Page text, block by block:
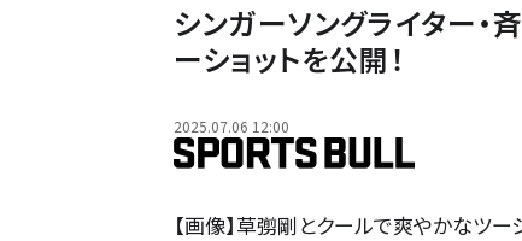
シンガーソングライター
ーショットを公開！
2025.07.06 12:00
【画像】草彅剛とクールで爽やかなツー